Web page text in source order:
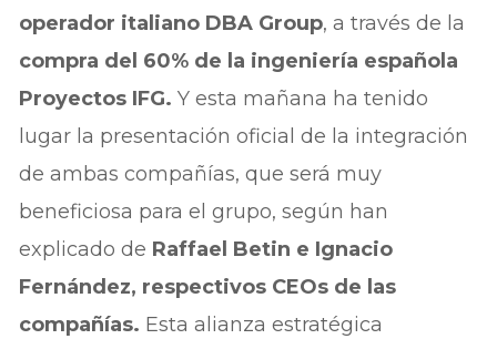
operador italiano DBA Group, a través de la
compra del 60% de la ingeniería española
Proyectos IFG. Y esta mañana ha tenido
lugar la presentación oficial de la integración
de ambas compañías, que será muy
beneficiosa para el grupo, según han
explicado de Raffael Betin e Ignacio
Fernández, respectivos CEOs de las
compañías. Esta alianza estratégica